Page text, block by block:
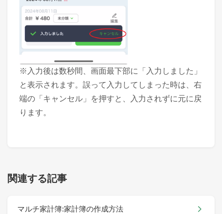
※入力後は数秒間、画面最下部に「入力しました」
と表示されます。誤って入力してしまった時は、右
端の「キャンセル」を押すと、入力されずに元に戻
ります。
関連する記事
マルチ家計簿:家計簿の作成方法